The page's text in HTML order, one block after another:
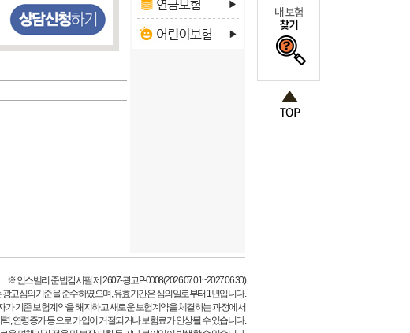
※ 인스밸리 준법감시필 제 2607-광고P-0008(2026.07.01~2027.06.30)
고심의기준을 준수하였으며, 유효기간은 심의일로부터 1년입니다.
기존 보험계약을 해지하고 새로운 보험계약을 체결하는 과정에서
, 연령증가 등으로 가입이 거절되거나 보험료가 인상될 수 있습니다.